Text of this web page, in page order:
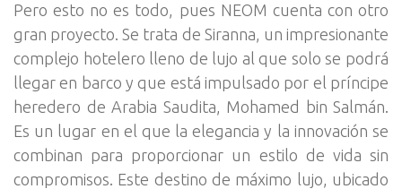
Pero esto no es todo, pues NEOM cuenta con otro
gran proyecto. Se trata de Siranna, un impresionante
complejo hotelero lleno de lujo al que solo se podrá
llegar en barco y que está impulsado por el príncipe
heredero de Arabia Saudita, Mohamed bin Salmán.
Es un lugar en el que la elegancia y la innovación se
combinan para proporcionar un estilo de vida sin
compromisos. Este destino de máximo lujo, ubicado